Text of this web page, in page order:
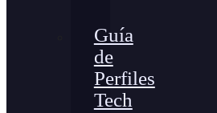
Guía
de
Perfiles
Tech